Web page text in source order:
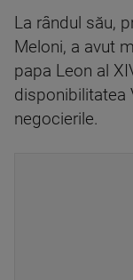
La rândul său,
Meloni, a avut
papa Leon al
disponibilitatea
negocierile.